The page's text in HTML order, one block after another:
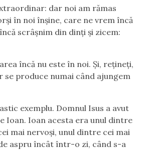
dar noi am rămas
în noi înșine, care ne vrem încă
scrâșnim din dinți și zicem:
încă nu este în noi. Și, rețineți,
se produce numai când ajungem
exemplu. Domnul Isus a avut
Ioan. Ioan acesta era unul dintre
mai nervoși, unul dintre cei mai
aspru încât într-o zi, când s-a